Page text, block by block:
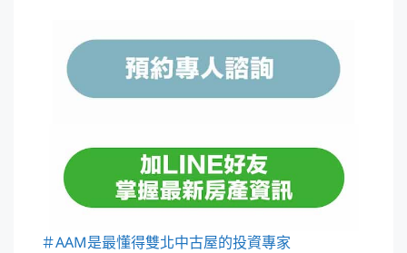
＃AAM是最懂得雙北中古屋的投資專家